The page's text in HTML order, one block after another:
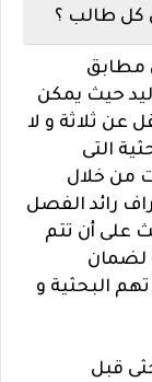
كل طالب ؟
مطابق
حيث يمكن
عن ثلاثة و لا
التى
من خلال
رائد الفصل
على أن تتم
لضمان
البحثية و
قبل